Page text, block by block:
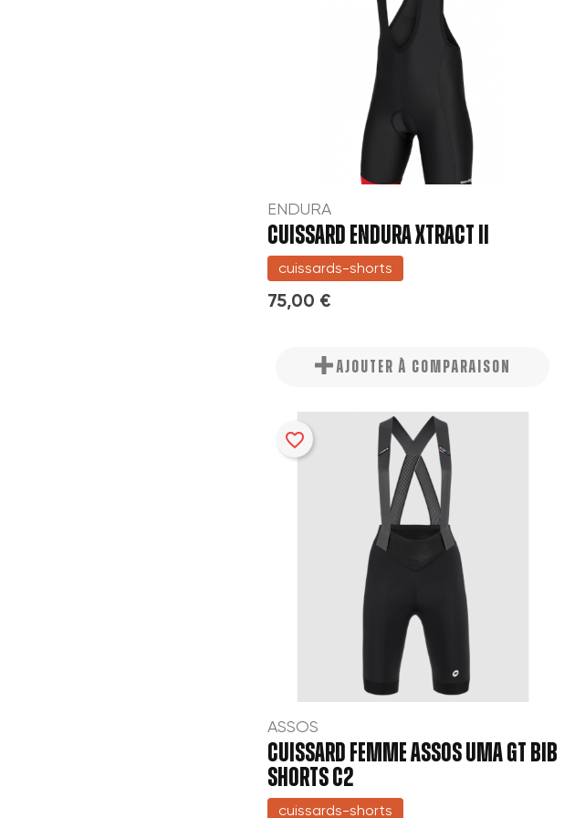
ENDURA
CUISSARD ENDURA XTRACT II
cuissards-shorts
75,00 €
AJOUTER À COMPARAISON
ASSOS
CUISSARD FEMME ASSOS UMA GT BIB
SHORTS C2
cuissards-shorts
favorite_border